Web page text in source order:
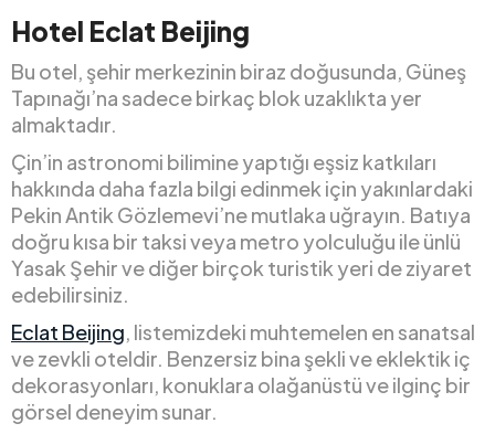
Hotel Eclat Beijing
Bu otel, şehir merkezinin biraz doğusunda, Güneş
Tapınağı’na sadece birkaç blok uzaklıkta yer
almaktadır.
Çin’in astronomi bilimine yaptığı eşsiz katkıları
hakkında daha fazla bilgi edinmek için yakınlardaki
Pekin Antik Gözlemevi’ne mutlaka uğrayın. Batıya
doğru kısa bir taksi veya metro yolculuğu ile ünlü
Yasak Şehir ve diğer birçok turistik yeri de ziyaret
edebilirsiniz.
Eclat Beijing, listemizdeki muhtemelen en sanatsal
ve zevkli oteldir. Benzersiz bina şekli ve eklektik iç
dekorasyonları, konuklara olağanüstü ve ilginç bir
görsel deneyim sunar.